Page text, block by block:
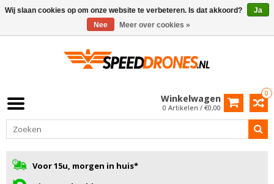
0
Winkelwagen
0 Artikelen / €0,00
Voor 15u, morgen in huis*
Wij slaan cookies op om onze website te verbeteren. Is dat akkoord?
Ja
Nee
Meer over cookies »